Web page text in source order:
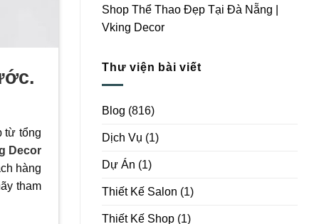
từ tổng
Decor
hàng
tham
Shop Thể Thao Đẹp Tại Đà Nẵng |
Vking Decor
Thư viện bài viết
Blog (816)
Dịch Vụ (1)
Dự Án (1)
Thiết Kế Salon (1)
Thiết Kế Shop (1)